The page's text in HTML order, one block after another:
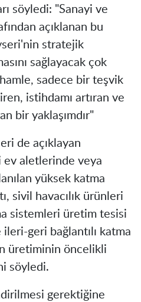
söyledi: "Sanayi ve
açıklanan bu
stratejik
sağlayacak çok
sadece bir teşvik
istihdamı artıran ve
bir yaklaşımdır"
de açıklayan
aletlerinde veya
yüksek katma
sivil havacılık ürünleri
sistemleri üretim tesisi
geri bağlantılı katma
üretiminin öncelikli
söyledi.
gerektiğine